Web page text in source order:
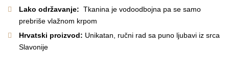
Lako održavanje: Tkanina je vodoodbojna pa se samo
prebriše vlažnom krpom
Hrvatski proizvod: Unikatan, ručni rad sa puno ljubavi iz srca
Slavonije